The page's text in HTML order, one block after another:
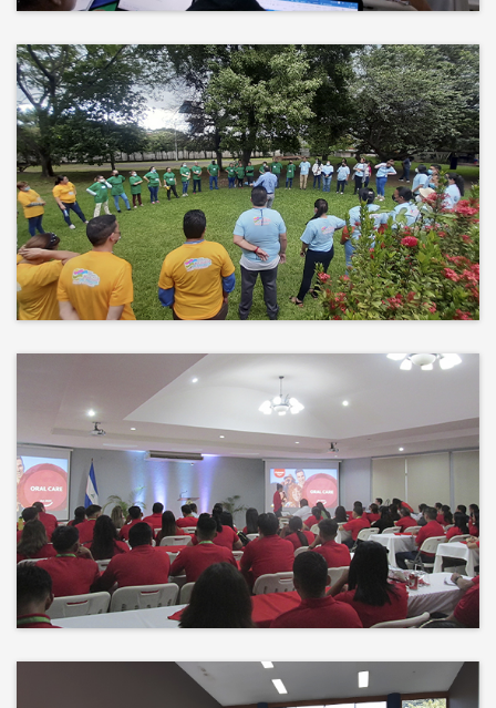
Más que un auditorio, el corazón
de tu evento
Desconectamos para conectar.
Entre risas, brisa fresca y un
ambiente natural
Events